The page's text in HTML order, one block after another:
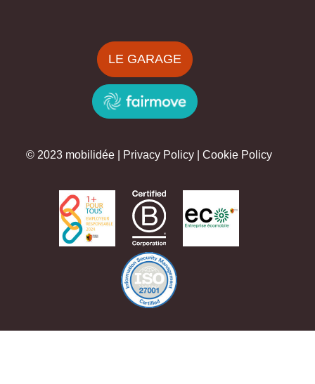
LE GARAGE
© 2023 mobilidée | Privacy Policy Cookie Policy